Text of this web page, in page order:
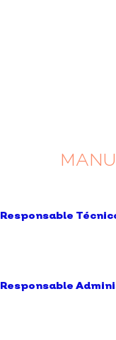
Responsable
Responsable